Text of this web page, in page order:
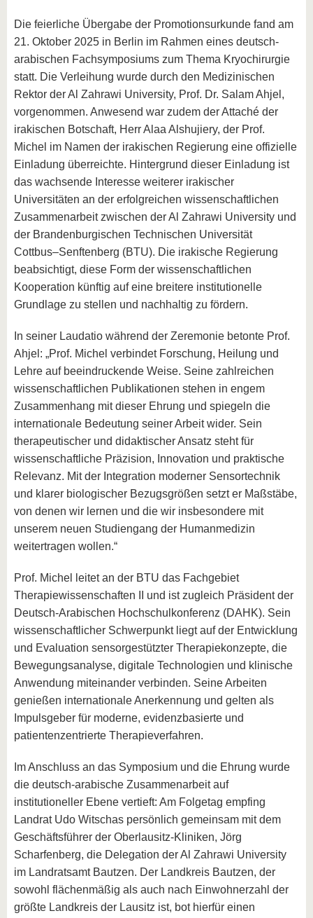
Die feierliche Übergabe der Promotionsurkunde fand am
21. Oktober 2025 in Berlin im Rahmen eines deutsch-
arabischen Fachsymposiums zum Thema Kryochirurgie
statt. Die Verleihung wurde durch den Medizinischen
Rektor der Al Zahrawi University, Prof. Dr. Salam Ahjel,
vorgenommen. Anwesend war zudem der Attaché der
irakischen Botschaft, Herr Alaa Alshujiery, der Prof.
Michel im Namen der irakischen Regierung eine offizielle
Einladung überreichte. Hintergrund dieser Einladung ist
das wachsende Interesse weiterer irakischer
Universitäten an der erfolgreichen wissenschaftlichen
Zusammenarbeit zwischen der Al Zahrawi University und
der Brandenburgischen Technischen Universität
Cottbus–Senftenberg (BTU). Die irakische Regierung
beabsichtigt, diese Form der wissenschaftlichen
Kooperation künftig auf eine breitere institutionelle
Grundlage zu stellen und nachhaltig zu fördern.
In seiner Laudatio während der Zeremonie betonte Prof.
Ahjel: „Prof. Michel verbindet Forschung, Heilung und
Lehre auf beeindruckende Weise. Seine zahlreichen
wissenschaftlichen Publikationen stehen in engem
Zusammenhang mit dieser Ehrung und spiegeln die
internationale Bedeutung seiner Arbeit wider. Sein
therapeutischer und didaktischer Ansatz steht für
wissenschaftliche Präzision, Innovation und praktische
Relevanz. Mit der Integration moderner Sensortechnik
und klarer biologischer Bezugsgrößen setzt er Maßstäbe,
von denen wir lernen und die wir insbesondere mit
unserem neuen Studiengang der Humanmedizin
weitertragen wollen.“
Prof. Michel leitet an der BTU das Fachgebiet
Therapiewissenschaften II und ist zugleich Präsident der
Deutsch-Arabischen Hochschulkonferenz (DAHK). Sein
wissenschaftlicher Schwerpunkt liegt auf der Entwicklung
und Evaluation sensorgestützter Therapiekonzepte, die
Bewegungsanalyse, digitale Technologien und klinische
Anwendung miteinander verbinden. Seine Arbeiten
genießen internationale Anerkennung und gelten als
Impulsgeber für moderne, evidenzbasierte und
patientenzentrierte Therapieverfahren.
Im Anschluss an das Symposium und die Ehrung wurde
die deutsch-arabische Zusammenarbeit auf
institutioneller Ebene vertieft: Am Folgetag empfing
Landrat Udo Witschas persönlich gemeinsam mit dem
Geschäftsführer der Oberlausitz-Kliniken, Jörg
Scharfenberg, die Delegation der Al Zahrawi University
im Landratsamt Bautzen. Der Landkreis Bautzen, der
sowohl flächenmäßig als auch nach Einwohnerzahl der
größte Landkreis der Lausitz ist, bot hierfür einen